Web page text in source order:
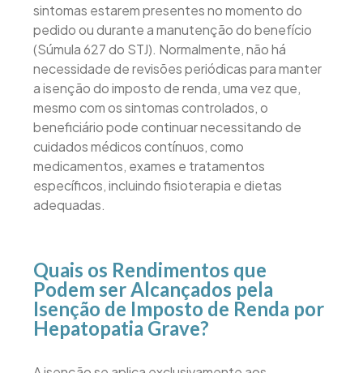
sintomas estarem presentes no momento do
pedido ou durante a manutenção do benefício
(Súmula 627 do STJ). Normalmente, não há
necessidade de revisões periódicas para manter
a isenção do imposto de renda, uma vez que,
mesmo com os sintomas controlados, o
beneficiário pode continuar necessitando de
cuidados médicos contínuos, como
medicamentos, exames e tratamentos
específicos, incluindo fisioterapia e dietas
adequadas.
Quais os Rendimentos que
Podem ser Alcançados pela
Isenção de Imposto de Renda por
Hepatopatia Grave?